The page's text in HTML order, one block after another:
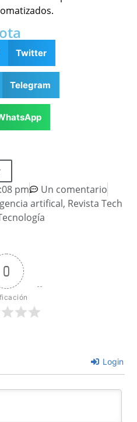
Twitter
Telegram
pm
Un comentario
artifical, Revista Tech
0
Login